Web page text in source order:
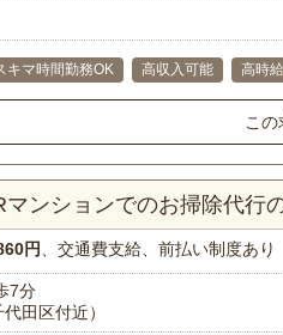
キマ時間勤務OK 高収入可能 高時給
こ
ンションでのお掃除代行
円 、交通費支給、前払い制度あり
7分
代田区付近）